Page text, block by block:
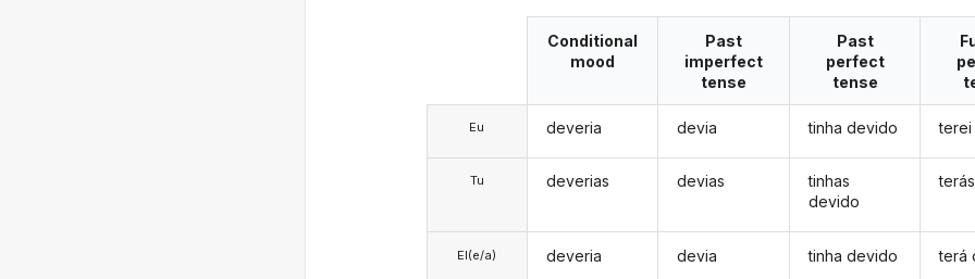
Eu
Tu
El(e/a)
Conditional
mood
deveria
deverias
deveria
Past
imperfect
tense
devia
devias
devia
Past
perfect
tense
tinha devido
tinhas
devido
tinha devido terá